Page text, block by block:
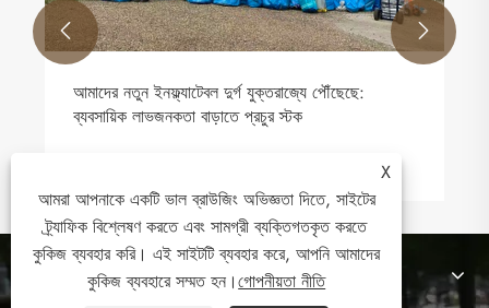
 
আমাদের সম্পর্কে
X
আমরা আপনাকে একটি ভাল ব্রাউজিং অভিজ্ঞতা দিতে, সাইটের
ট্র্যাফিক বিশ্লেষণ করতে এবং সামগ্রী ব্যক্তিগতকৃত করতে
কুকিজ ব্যবহার করি। এই সাইটটি ব্যবহার করে, আপনি আমাদের
কুকিজ ব্যবহারে সম্মত হন।গোপনীয়তা নীতি